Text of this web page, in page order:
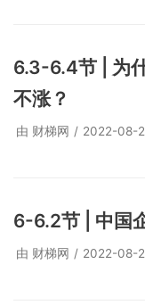
6.3-6.4节 | 为
不涨？
由 财梯网 2022-08-
6-6.2节 | 中国
由 财梯网 2022-08-